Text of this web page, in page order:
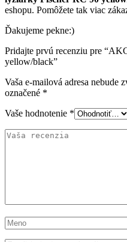
eshopu. Pomôžete tak viac
Ďakujeme pekne:)
Pridajte prvú recenziu pre
yellow/black”
Vaša e-mailová adresa nebude
označené *
Vaše hodnotenie *